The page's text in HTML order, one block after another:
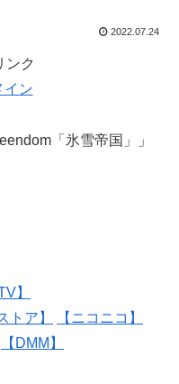
2022.07.24
ンク
イン
「氷雪帝国」」
】
トア】
【ニコニコ】
【DMM】